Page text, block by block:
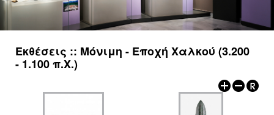
Επίσκεψη
Επικοινωνία
Νέα
ΕΚΔΟΣΕΙΣ
ΑΡΧΑΙΟΛΟΓΙΚΟΙ ΧΩΡΟΙ
Εκθέσεις :: Μόνιμη - Εποχή Χαλκού (3.200
- 1.100 π.Χ.)